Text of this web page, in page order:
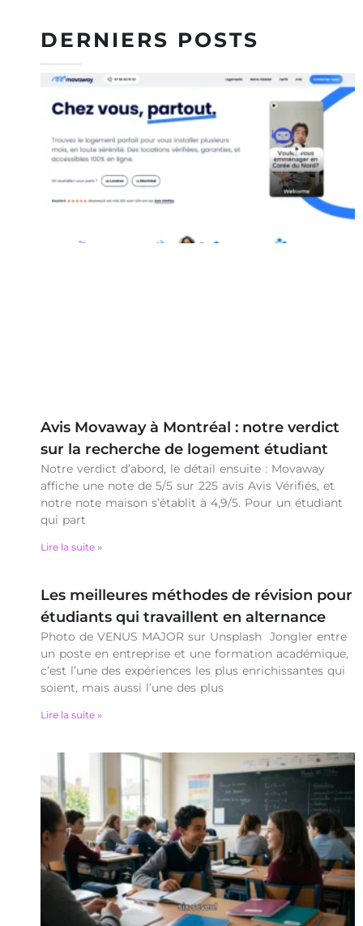
DERNIERS POSTS
Avis Movaway à Montréal : notre verdict
sur la recherche de logement étudiant
Notre verdict d’abord, le détail ensuite : Movaway
affiche une note de 5/5 sur 225 avis Avis Vérifiés, et
notre note maison s’établit à 4,9/5. Pour un étudiant
qui part
Lire la suite »
Les meilleures méthodes de révision pour
étudiants qui travaillent en alternance
Photo de VENUS MAJOR sur Unsplash Jongler entre
un poste en entreprise et une formation académique,
c’est l’une des expériences les plus enrichissantes qui
soient, mais aussi l’une des plus
Lire la suite »